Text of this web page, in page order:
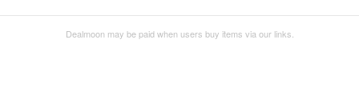
Dealmoon may be paid when users buy items via our links.